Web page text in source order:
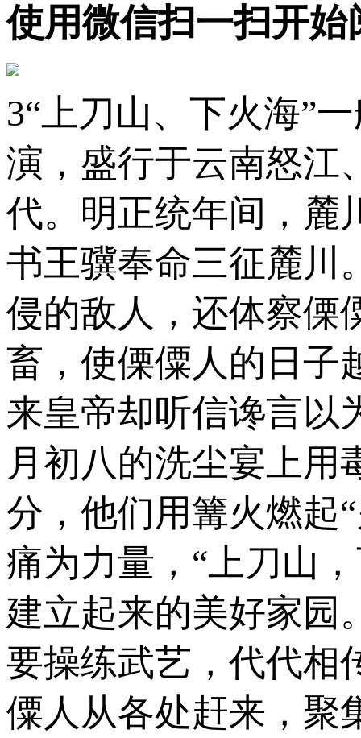
使用微信扫一扫开始
3“上刀山、下火海”
演，盛行于云南怒江
代。明正统年间，麓
书王骥奉命三征麓川
侵的敌人，还体察傈
畜，使傈僳人的日子
来皇帝却听信谗言以
月初八的洗尘宴上用
分，他们用篝火燃起
痛为力量，“上刀山
建立起来的美好家园
要操练武艺，代代相
僳人从各处赶来，聚